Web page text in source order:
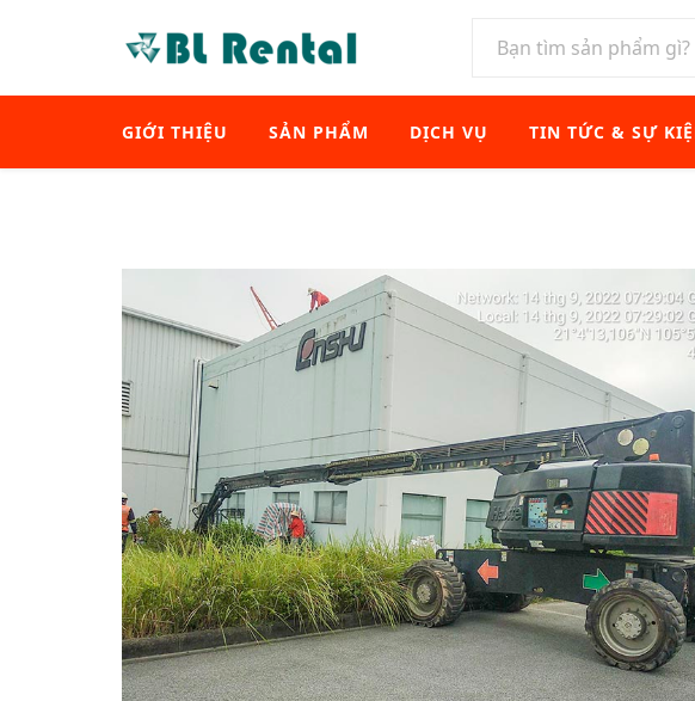
GIỚI THIỆU SẢN PHẨM DỊCH VỤ TIN TỨC & SỰ